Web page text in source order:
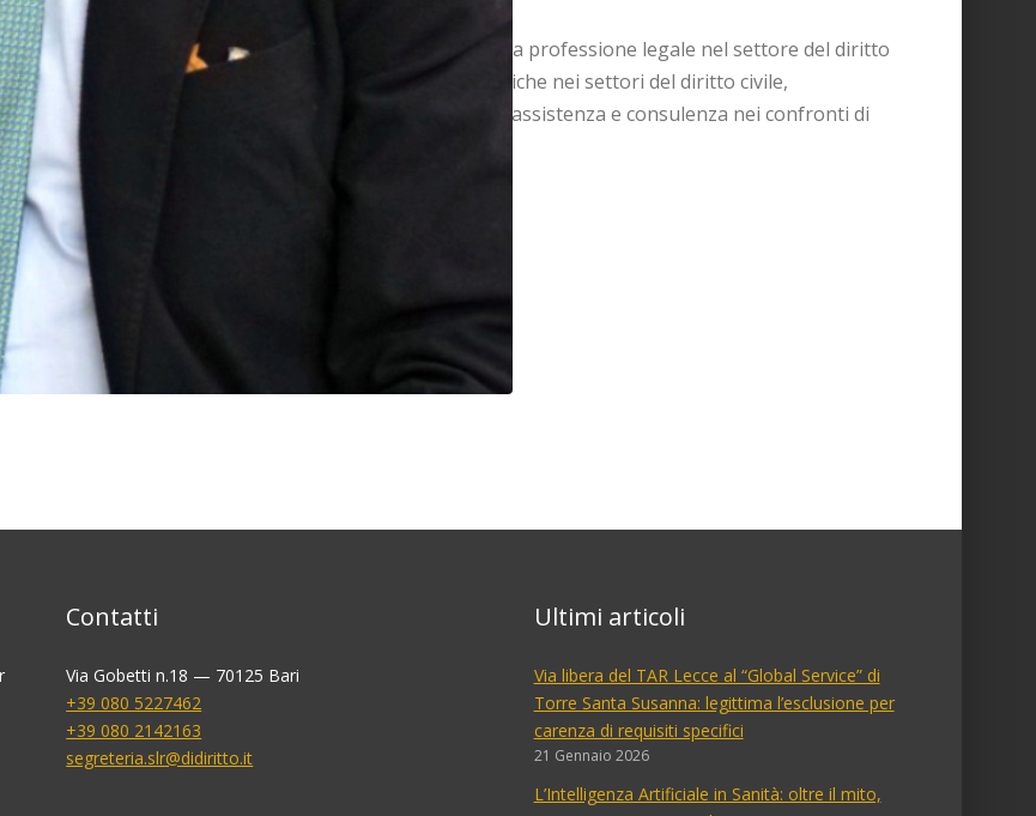
(2014).
Autore di numerose pubblicazioni scientifiche, esercita la professione legale nel settore del diritto
amministrativo e si occupa di questioni amministrativistiche nei settori del diritto civile,
commerciale, del lavoro, penale e tributario, prestando assistenza e consulenza nei confronti di
privati cittadini, imprese e pubbliche amministrazioni.
Contatti
Via Gobetti n.18 — 70125 Bari
+39 080 5227462
+39 080 2142163
segreteria.slr@didiritto.it
Ultimi articoli
Via libera del TAR Lecce al “Global Service” di
Torre Santa Susanna: legittima l’esclusione per
carenza di requisiti specifici
21 Gennaio 2026
L’Intelligenza Artificiale in Sanità: oltre il mito,